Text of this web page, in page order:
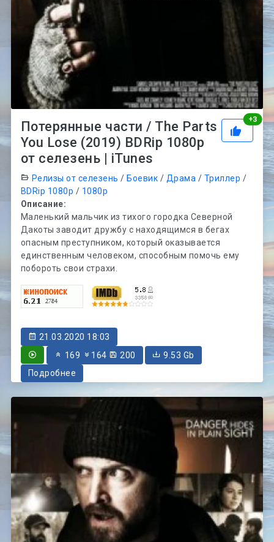
+3
Потерянные части / The Parts
You Lose (2019) BDRip 1080p
от селезень | iTunes
Релизы от селезень / Боевик / Драма / Триллер /
BDRip 1080p / 1080p
Описание:
Маленький мальчик из тихого городка Северной
Дакоты заводит дружбу с находящимся в бегах
опасным преступником, который оказывается
единственным человеком, способным помочь ему
побороть свои страхи.
21.03.2020 18:03
169
164 200
9.53 Gb
Подробнее